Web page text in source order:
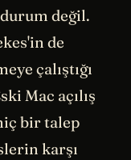
değil.
de
çalıştığı
Mac açılış
bir talep
karşı